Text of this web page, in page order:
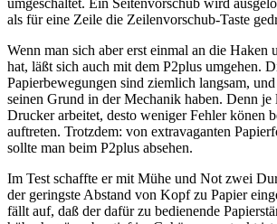
umgeschaltet. Ein Seitenvorschub wird
als für eine Zeile die Zeilenvorschub-Taste
Wenn man sich aber erst einmal an die Haken
hat, läßt sich auch mit dem P2plus umgehen.
Papierbewegungen sind ziemlich langsam,
seinen Grund in der Mechanik haben. Denn je
Drucker arbeitet, desto weniger Fehler könen
auftreten. Trotzdem: von extravaganten
sollte man beim P2plus absehen.
Im Test schaffte er mit Mühe und Not zwei
der geringste Abstand von Kopf zu Papier
fällt auf, daß der dafür zu bedienende